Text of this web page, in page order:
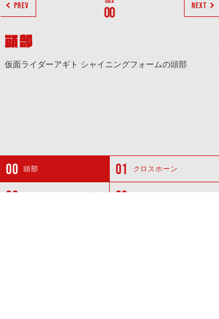
00
PREV NEXT
頭部
仮面ライダーアギト シャイニングフォームの頭部
頭部 クロスホーン